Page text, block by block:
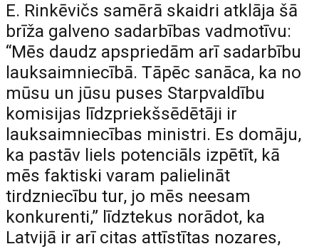
E. Rinkēvičs samērā skaidri atklāja šā
brīža galveno sadarbības vadmotīvu:
“Mēs daudz apspriedām arī sadarbību
lauksaimniecībā. Tāpēc sanāca, ka no
mūsu un jūsu puses Starpvaldību
komisijas līdzpriekšsēdētāji ir
lauksaimniecības ministri. Es domāju,
ka pastāv liels potenciāls izpētīt, kā
mēs faktiski varam palielināt
tirdzniecību tur, jo mēs neesam
konkurenti,” līdztekus norādot, ka
Latvijā ir arī citas attīstītas nozares,